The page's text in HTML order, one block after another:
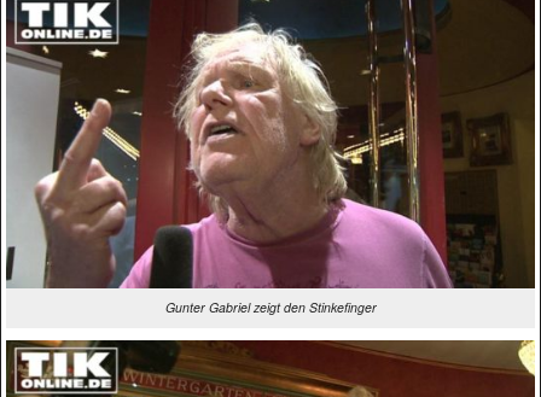
Gunter Gabriel zeigt den Stinkefinger